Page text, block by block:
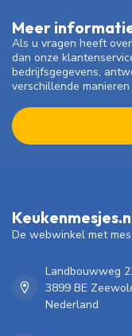
Meer
Als u vragen heeft
dan onze
bedrijfsgegevens,
verschillende
De webwinkel met
Landbouwweg
3899 BE
Nederland